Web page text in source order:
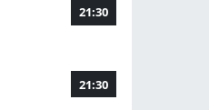
21:30
21:30